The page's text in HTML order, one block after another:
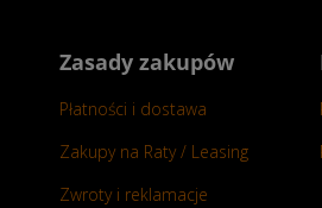
Zasady zakupów
Płatności i dostawa
Zakupy na Raty / Leasing
Zwroty i reklamacje